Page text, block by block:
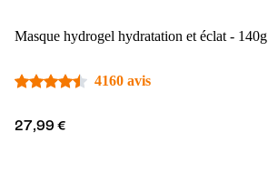
Masque hydrogel hydratation et éclat - 140g
4160 avis
27,99 €